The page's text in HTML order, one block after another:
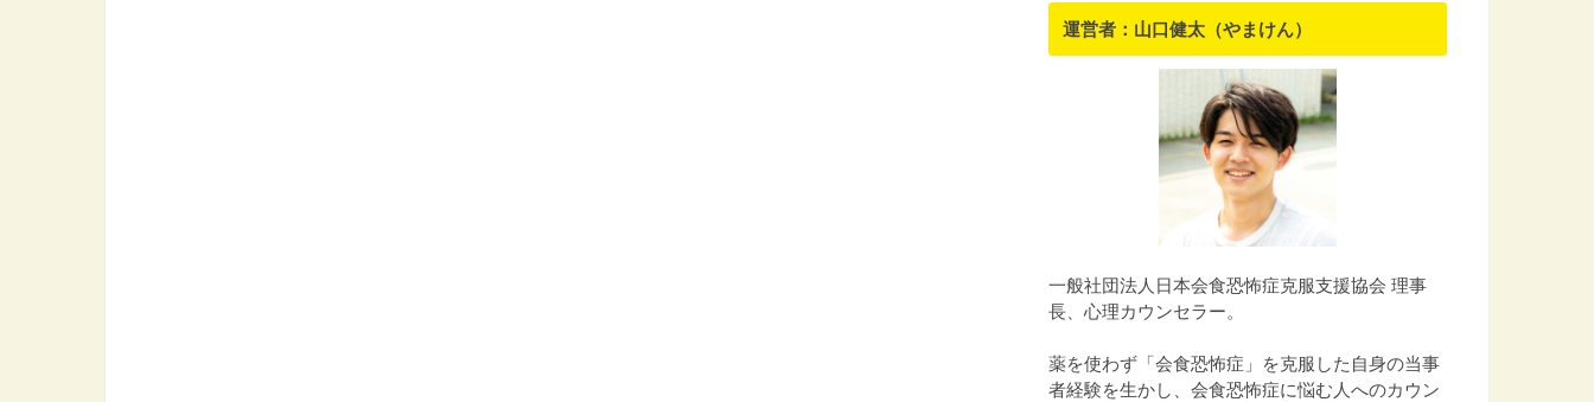
運営者：山口健太（やまけん）
一般社団法人日本会食恐怖症克服支援協会 理事
長、心理カウンセラー。
薬を使わず「会食恐怖症」を克服した自身の当事
者経験を生かし、会食恐怖症に悩む人へのカウン